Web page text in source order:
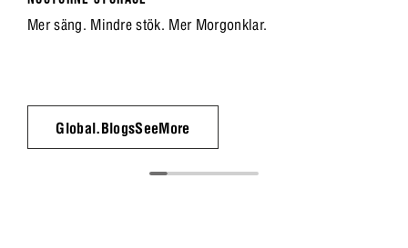
Mer säng. Mindre stök. Mer Morgonklar.
Global.BlogsSeeMore